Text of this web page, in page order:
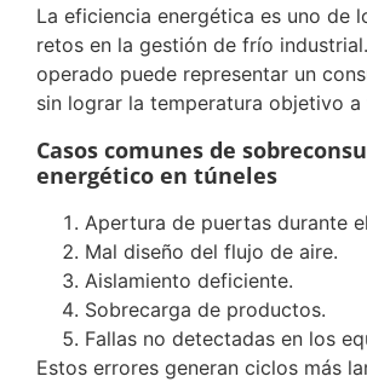
La eficiencia energética es uno de
retos en la gestión de frío
operado puede representar un
sin lograr la temperatura objetivo a
Casos comunes de
energético en túneles
Apertura de puertas durante
Mal diseño del flujo de aire.
Aislamiento deficiente.
Sobrecarga de productos.
Fallas no detectadas en los
Estos errores generan ciclos más